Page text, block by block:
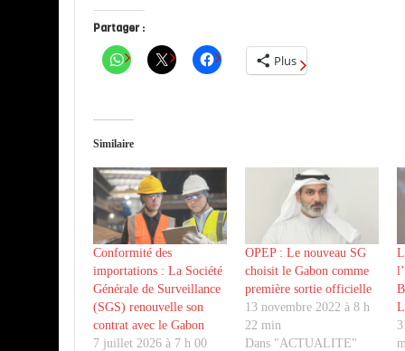
Partager :
Plus
Similaire
Conformité des
importations : La Société
Générale de Surveillance
(SGS) renouvelle son
contrat avec le Gabon
7 juillet 2026 à 7 h 00
OPEP : Le nouveau SG
choisit le Gabon comme
première sortie officielle
13 novembre 2022 à 8 h
22 min
Dans "ACTUALITE"